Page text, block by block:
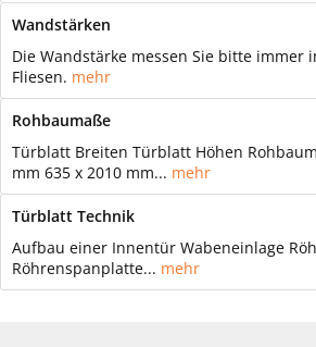
Wandstärken
Die Wandstärke messen Sie bitte immer
Fliesen. mehr
Rohbaumaße
Türblatt Breiten Türblatt Höhen
mm 635 x 2010 mm... mehr
Türblatt Technik
Aufbau einer Innentür Wabeneinlage
Röhrenspanplatte... mehr